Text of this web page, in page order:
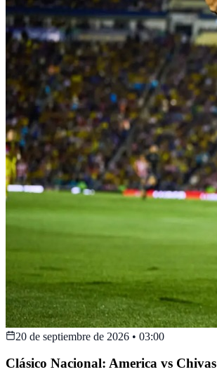
20 de septiembre de 2026 • 03:00
Clásico Nacional: America vs Chivas